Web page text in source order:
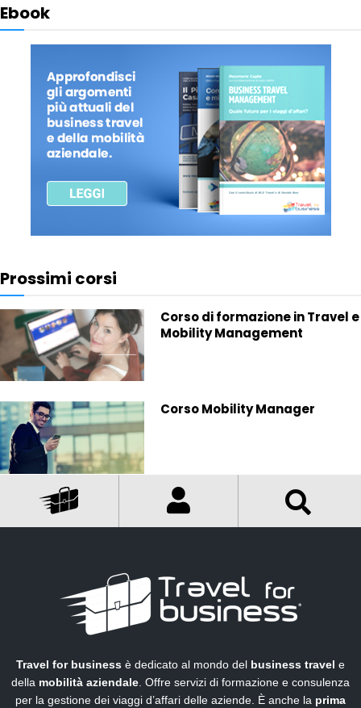
Ebook
Prossimi corsi
Corso di formazione in Travel e
Mobility Management
Corso Mobility Manager
Travel for business è dedicato al mondo del business travel e
della mobilità aziendale . Offre servizi di formazione e consulenza
per la gestione dei viaggi d’affari delle aziende. È anche la prima